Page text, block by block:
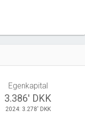
Egenkapital
3.386' DKK
2024: 3.278' DKK